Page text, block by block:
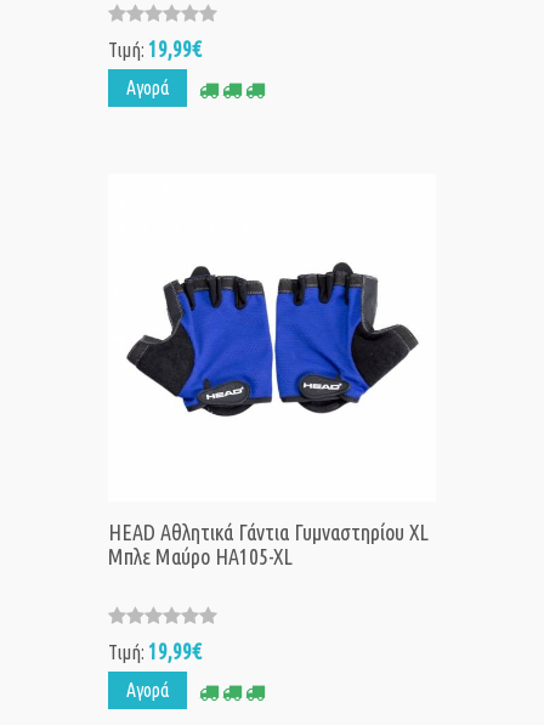
Τιμή: 19,99€
Αγορά
HEAD Αθλητικά Γάντια Γυμναστηρίου XL
Μπλε Μαύρο HA105-XL
Τιμή: 19,99€
Αγορά